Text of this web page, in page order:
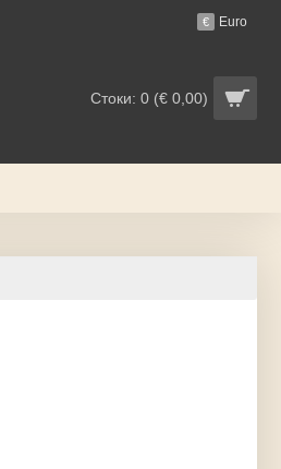
€ Euro
Стоки: 0 (€ 0,00)